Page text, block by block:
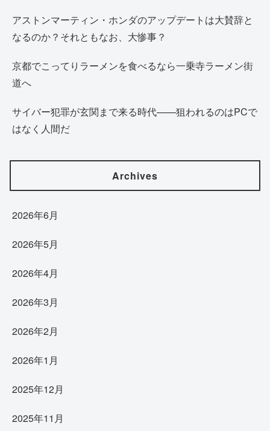
アストンマーティン・ホンダのアップデートは大賛辞と
なるのか？それともなお、大惨事？
京都でこってりラーメンを食べるなら一乗寺ラーメン街
道へ
サイバー犯罪が玄関まで来る時代——狙われるのはPCで
はなく人間だ
Archives
2026年6月
2026年5月
2026年4月
2026年3月
2026年2月
2026年1月
2025年12月
2025年11月